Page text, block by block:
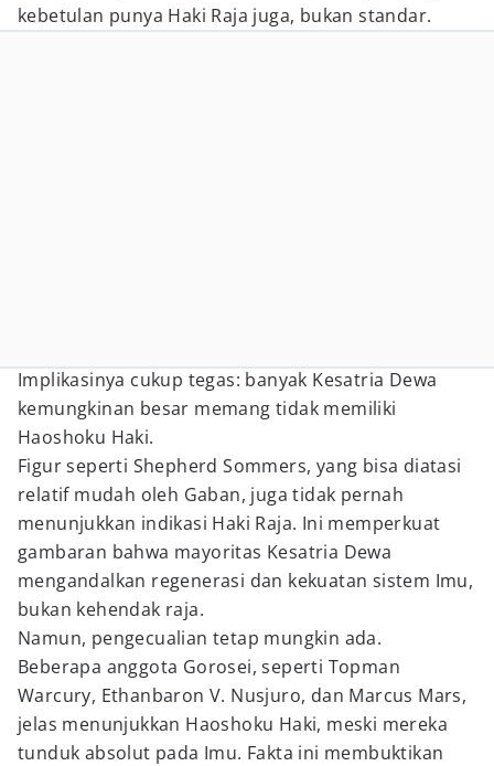
kebetulan punya Haki Raja juga, bukan standar.
Implikasinya cukup tegas: banyak Kesatria Dewa
kemungkinan besar memang tidak memiliki
Haoshoku Haki.
Figur seperti Shepherd Sommers, yang bisa diatasi
relatif mudah oleh Gaban, juga tidak pernah
menunjukkan indikasi Haki Raja. Ini memperkuat
gambaran bahwa mayoritas Kesatria Dewa
mengandalkan regenerasi dan kekuatan sistem Imu,
bukan kehendak raja.
Namun, pengecualian tetap mungkin ada.
Beberapa anggota Gorosei, seperti Topman
Warcury, Ethanbaron V. Nusjuro, dan Marcus Mars,
jelas menunjukkan Haoshoku Haki, meski mereka
tunduk absolut pada Imu. Fakta ini membuktikan